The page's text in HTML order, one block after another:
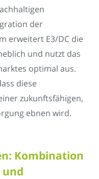
der
erweitert E3/DC die
und nutzt das
optimal aus.
diese
zukunftsfähigen,
ebnen wird.
Kombination
und